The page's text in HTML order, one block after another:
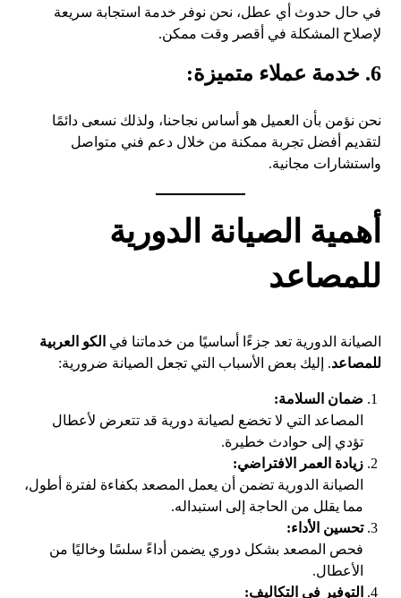
في حال حدوث أي عطل، نحن نوفر خدمة استجابة سريعة
لإصلاح المشكلة في أقصر وقت ممكن.
6. خدمة عملاء متميزة:
نحن نؤمن بأن العميل هو أساس نجاحنا، ولذلك نسعى دائمًا
لتقديم أفضل تجربة ممكنة من خلال دعم فني متواصل
واستشارات مجانية.
أهمية الصيانة الدورية
للمصاعد
الصيانة الدورية تعد جزءًا أساسيًا من خدماتنا في الكو العربية
للمصاعد. إليك بعض الأسباب التي تجعل الصيانة ضرورية:
ضمان السلامة:
المصاعد التي لا تخضع لصيانة دورية قد تتعرض لأعطال
تؤدي إلى حوادث خطيرة.
زيادة العمر الافتراضي:
الصيانة الدورية تضمن أن يعمل المصعد بكفاءة لفترة أطول،
مما يقلل من الحاجة إلى استبداله.
تحسين الأداء:
فحص المصعد بشكل دوري يضمن أداءً سلسًا وخاليًا من
الأعطال.
التوفير في التكاليف: